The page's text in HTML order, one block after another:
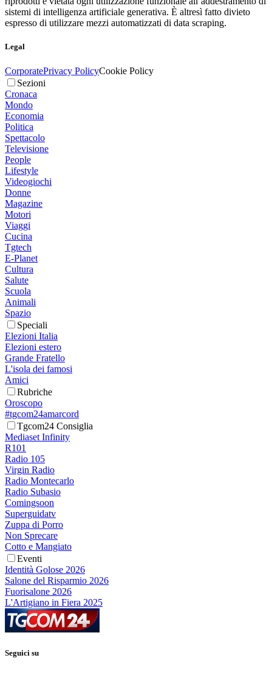
sistemi di intelligenza artificiale generativa. È altresì fatto divieto
espresso di utilizzare mezzi automatizzati di data scraping.
Legal
CorporatePrivacy PolicyCookie Policy
Sezioni
Cronaca
Mondo
Economia
Politica
Spettacolo
Televisione
People
Lifestyle
Videogiochi
Donne
Magazine
Motori
Viaggi
Cucina
Tgtech
E-Planet
Cultura
Salute
Scuola
Animali
Spazio
Speciali
Elezioni Italia
Elezioni estero
Grande Fratello
L'isola dei famosi
Amici
Rubriche
Oroscopo
#tgcom24amarcord
Tgcom24 Consiglia
Mediaset Infinity
R101
Radio 105
Virgin Radio
Radio Montecarlo
Radio Subasio
Comingsoon
Superguidatv
Zuppa di Porro
Non Sprecare
Cotto e Mangiato
Eventi
Identità Golose 2026
Salone del Risparmio 2026
Fuorisalone 2026
L'Artigiano in Fiera 2025
Seguici su